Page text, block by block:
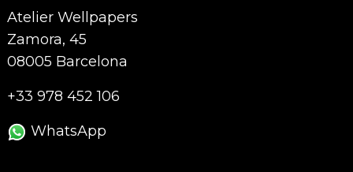
Atelier Wellpapers
Zamora, 45
08005 Barcelona
+33 978 452 106
WhatsApp